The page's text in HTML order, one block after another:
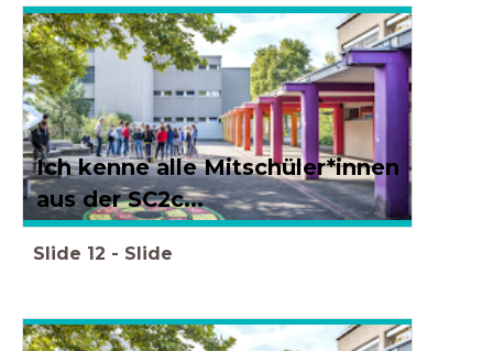
Ich kenne alle Mitschüler*innen
aus der SC2c...
Slide 12 - Slide